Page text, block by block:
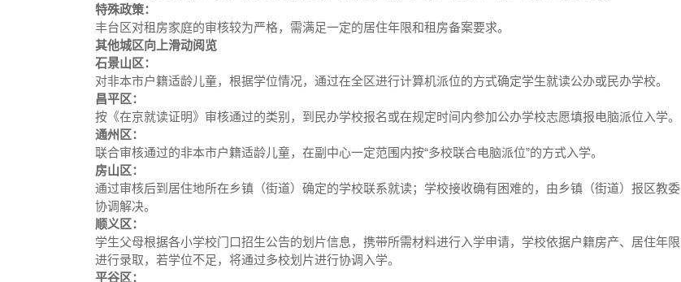
特殊政策：
丰台区对租房家庭的审核较为严格，需满足一定的居住年限和租房备案要求。
其他城区向上滑动阅览
石景山区：
对非本市户籍适龄儿童，根据学位情况，通过在全区进行计算机派位的方式确定学生就读公办或民办学校。
昌平区：
按《在京就读证明》审核通过的类别，到民办学校报名或在规定时间内参加公办学校志愿填报电脑派位入学。
通州区：
联合审核通过的非本市户籍适龄儿童，在副中心一定范围内按“多校联合电脑派位”的方式入学。
房山区：
通过审核后到居住地所在乡镇（街道）确定的学校联系就读；学校接收确有困难的，由乡镇（街道）报区教委
协调解决。
顺义区：
学生父母根据各小学校门口招生公告的划片信息，携带所需材料进行入学申请，学校依据户籍房产、居住年限
进行录取，若学位不足，将通过多校划片进行协调入学。
平谷区：